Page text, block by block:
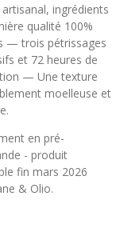
ingrédients
qualité 100%
— trois pétrissages
et 72 heures de
— Une texture
moelleuse et
en pré-
- produit
fin mars 2026
& Olio.